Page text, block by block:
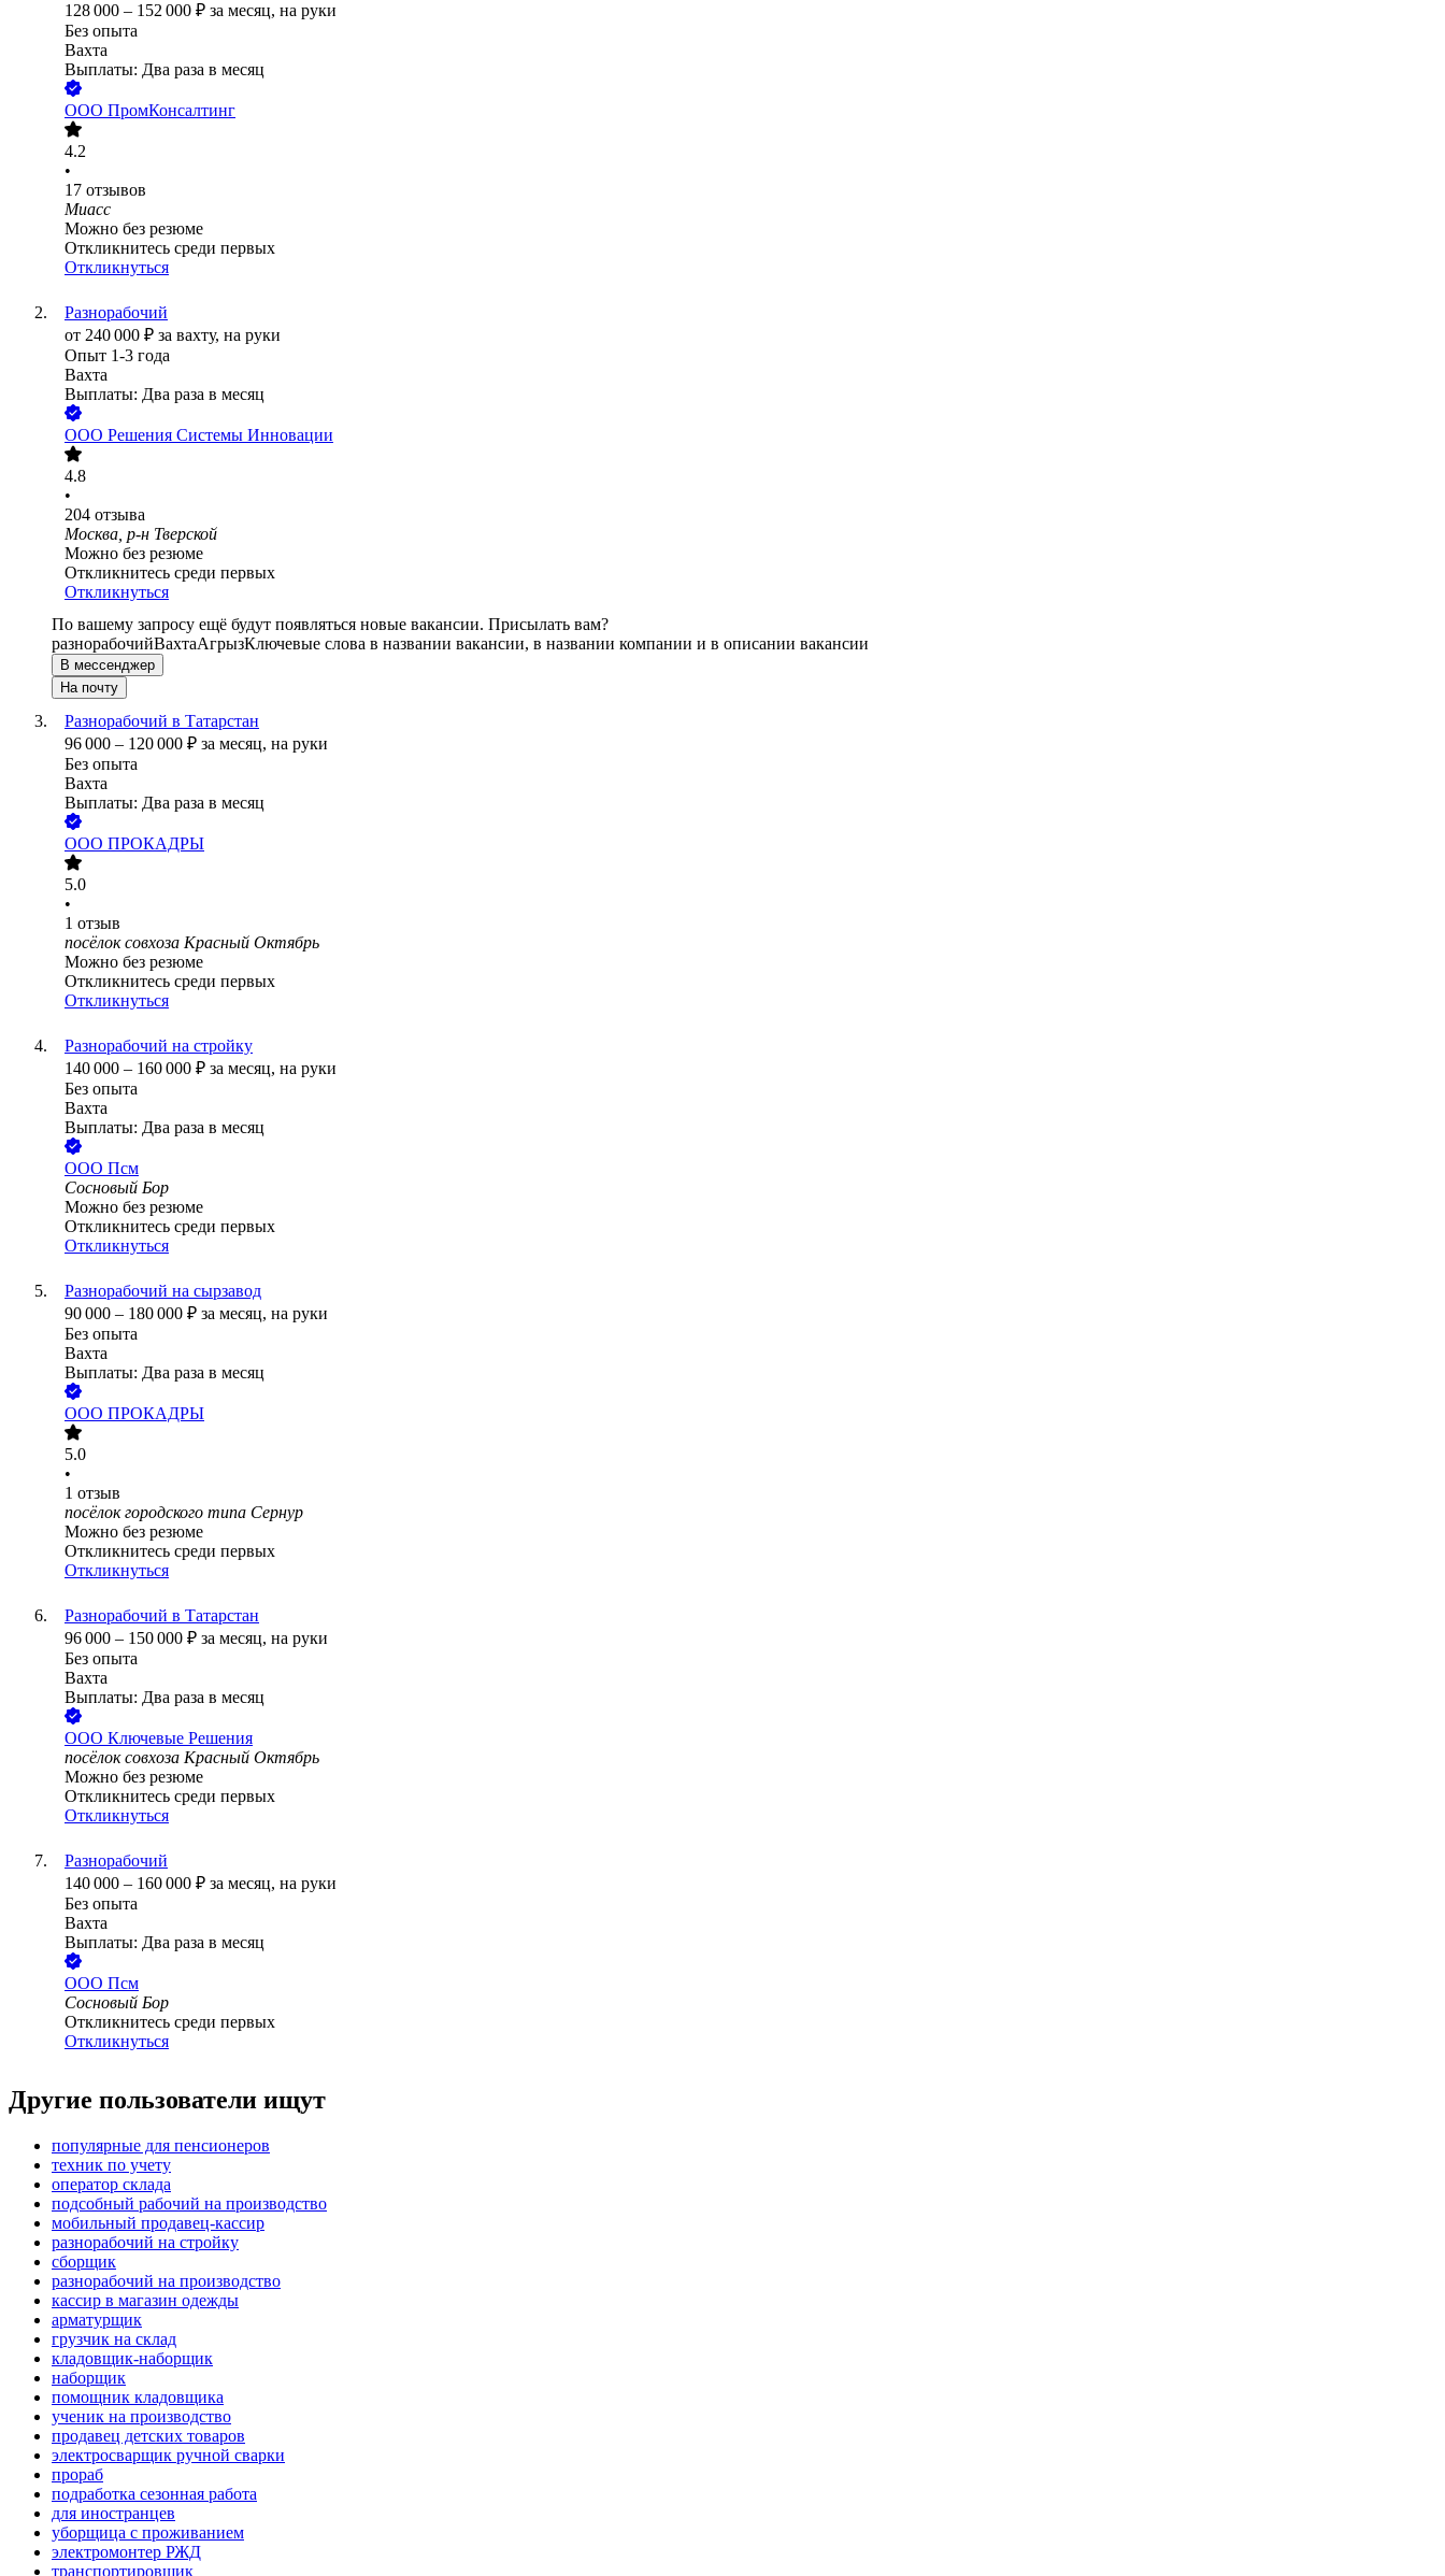
128 000 – 152 000 ₽ за месяц, на руки
Без опыта
Вахта
Выплаты: Два раза в месяц
ООО ПромКонсалтинг
4.2
•
17 отзывов
Миасс
Можно без резюме
Откликнитесь среди первых
Откликнуться
Разнорабочий
от 240 000 ₽ за вахту, на руки
Опыт 1-3 года
Вахта
Выплаты: Два раза в месяц
ООО Решения Системы Инновации
4.8
•
204 отзыва
Москва, р-н Тверской
Можно без резюме
Откликнитесь среди первых
Откликнуться
По вашему запросу ещё будут появляться новые вакансии. Присылать вам?
разнорабочийВахтаАгрызКлючевые слова в названии вакансии, в названии компании и в описании вакансии
В мессенджер
На почту
Разнорабочий в Татарстан
96 000 – 120 000 ₽ за месяц, на руки
Без опыта
Вахта
Выплаты: Два раза в месяц
ООО ПРОКАДРЫ
5.0
•
1 отзыв
посёлок совхоза Красный Октябрь
Можно без резюме
Откликнитесь среди первых
Откликнуться
Разнорабочий на стройку
140 000 – 160 000 ₽ за месяц, на руки
Без опыта
Вахта
Выплаты: Два раза в месяц
ООО Псм
Сосновый Бор
Можно без резюме
Откликнитесь среди первых
Откликнуться
Разнорабочий на сырзавод
90 000 – 180 000 ₽ за месяц, на руки
Без опыта
Вахта
Выплаты: Два раза в месяц
ООО ПРОКАДРЫ
5.0
•
1 отзыв
посёлок городского типа Сернур
Можно без резюме
Откликнитесь среди первых
Откликнуться
Разнорабочий в Татарстан
96 000 – 150 000 ₽ за месяц, на руки
Без опыта
Вахта
Выплаты: Два раза в месяц
ООО Ключевые Решения
посёлок совхоза Красный Октябрь
Можно без резюме
Откликнитесь среди первых
Откликнуться
Разнорабочий
140 000 – 160 000 ₽ за месяц, на руки
Без опыта
Вахта
Выплаты: Два раза в месяц
ООО Псм
Сосновый Бор
Откликнитесь среди первых
Откликнуться
Другие пользователи ищут
популярные для пенсионеров
техник по учету
оператор склада
подсобный рабочий на производство
мобильный продавец-кассир
разнорабочий на стройку
сборщик
разнорабочий на производство
кассир в магазин одежды
арматурщик
грузчик на склад
кладовщик-наборщик
наборщик
помощник кладовщика
ученик на производство
продавец детских товаров
электросварщик ручной сварки
прораб
подработка сезонная работа
для иностранцев
уборщица с проживанием
электромонтер РЖД
транспортировщик